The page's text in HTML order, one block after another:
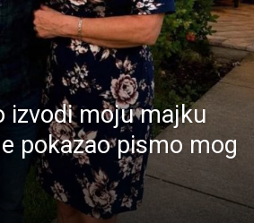
izvodi moju majku
pokazao pismo mog